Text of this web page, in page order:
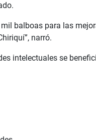
balboas para las
narró.
intelectuales se